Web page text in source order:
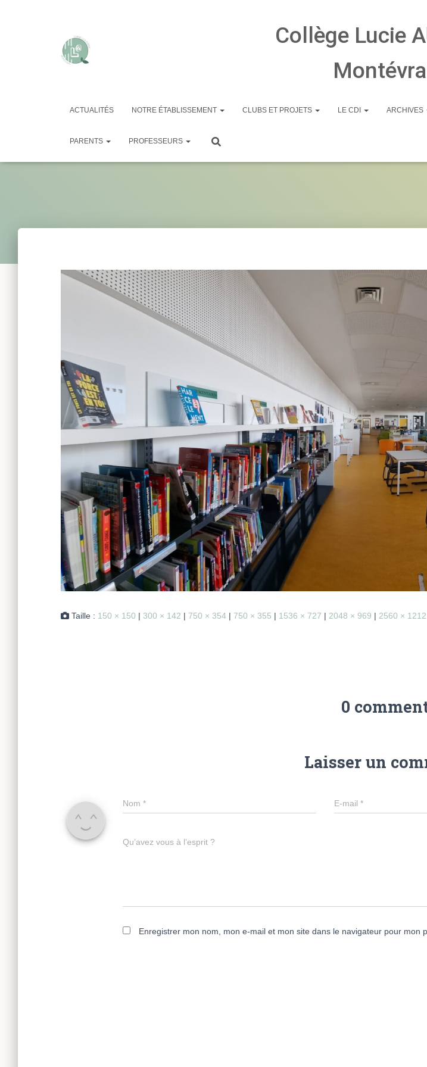
Collège Lucie
ACTUALITÉS NOTRE ÉTABLISSEMENT CLUBS ET PROJETS LE CDI ARCHIVES
PARENTS PROFESSEURS
Taille : 150 × 150 | 300 × 142 | 750 × 354 | 750 × 355 | 1536 × 727 | 2048 × 969 | 2560 × 1212
0
Laisser un
Nom * E-mail*
Qu’avez vous à l’esprit ?
Enregistrer mon nom, mon e-mail et mon site dans le navigateur pour mon